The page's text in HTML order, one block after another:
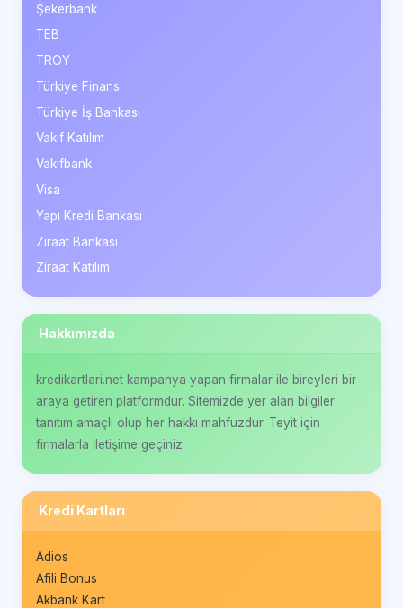
Şekerbank
TEB
TROY
Türkiye Finans
Türkiye İş Bankası
Vakıf Katılım
Vakıfbank
Visa
Yapı Kredi Bankası
Ziraat Bankası
Ziraat Katılım
Hakkımızda
kredikartlari.net kampanya yapan firmalar ile bireyleri bir
araya getiren platformdur. Sitemizde yer alan bilgiler
tanıtım amaçlı olup her hakkı mahfuzdur. Teyit için
firmalarla iletişime geçiniz.
Kredi Kartları
Adios
Afili Bonus
Akbank Kart